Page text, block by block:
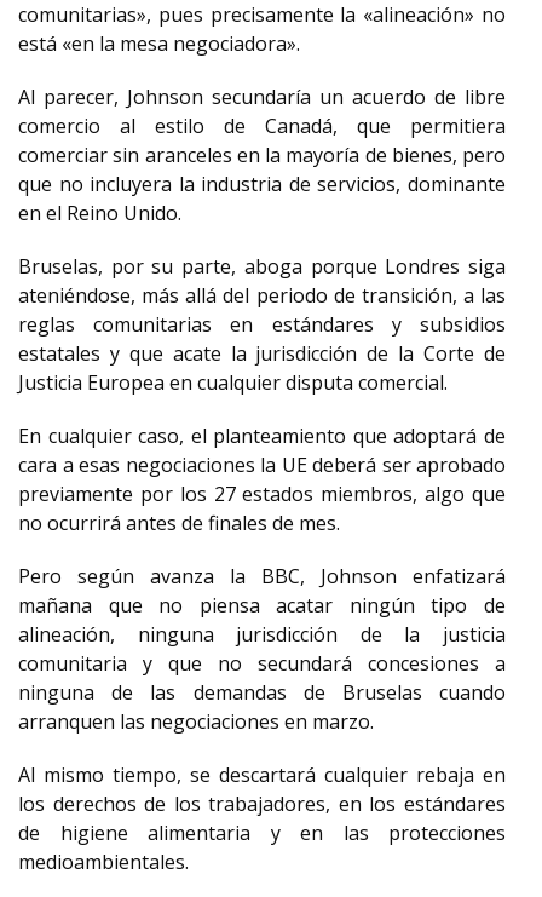
comunitarias», pues precisamente la «alineación» no
está «en la mesa negociadora».
Al parecer, Johnson secundaría un acuerdo de libre
comercio al estilo de Canadá, que permitiera
comerciar sin aranceles en la mayoría de bienes, pero
que no incluyera la industria de servicios, dominante
en el Reino Unido.
Bruselas, por su parte, aboga porque Londres siga
ateniéndose, más allá del periodo de transición, a las
reglas comunitarias en estándares y subsidios
estatales y que acate la jurisdicción de la Corte de
Justicia Europea en cualquier disputa comercial.
En cualquier caso, el planteamiento que adoptará de
cara a esas negociaciones la UE deberá ser aprobado
previamente por los 27 estados miembros, algo que
no ocurrirá antes de finales de mes.
Pero según avanza la BBC, Johnson enfatizará
mañana que no piensa acatar ningún tipo de
alineación, ninguna jurisdicción de la justicia
comunitaria y que no secundará concesiones a
ninguna de las demandas de Bruselas cuando
arranquen las negociaciones en marzo.
Al mismo tiempo, se descartará cualquier rebaja en
los derechos de los trabajadores, en los estándares
de higiene alimentaria y en las protecciones
medioambientales.